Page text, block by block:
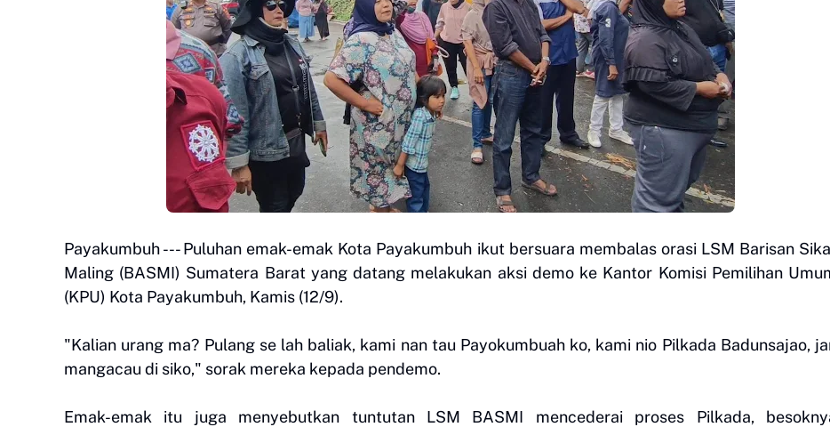
Payakumbuh --- Puluhan emak-emak Kota Payakumbuh ikut bersuara membalas orasi LSM Barisan
Maling (BASMI) Sumatera Barat yang datang melakukan aksi demo ke Kantor Komisi Pemilihan
(KPU) Kota Payakumbuh, Kamis (12/9).
"Kalian urang ma? Pulang se lah baliak, kami nan tau Payokumbuah ko, kami nio Pilkada Badunsajao,
mangacau di siko," sorak mereka kepada pendemo.
Emak-emak itu juga menyebutkan tuntutan LSM BASMI mencederai proses Pilkada,